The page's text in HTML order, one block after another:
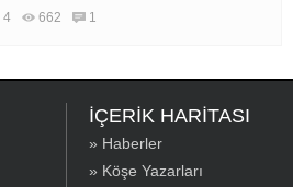
4 662 1
İÇERİK HARİTASI
» Haberler
» Köşe Yazarları